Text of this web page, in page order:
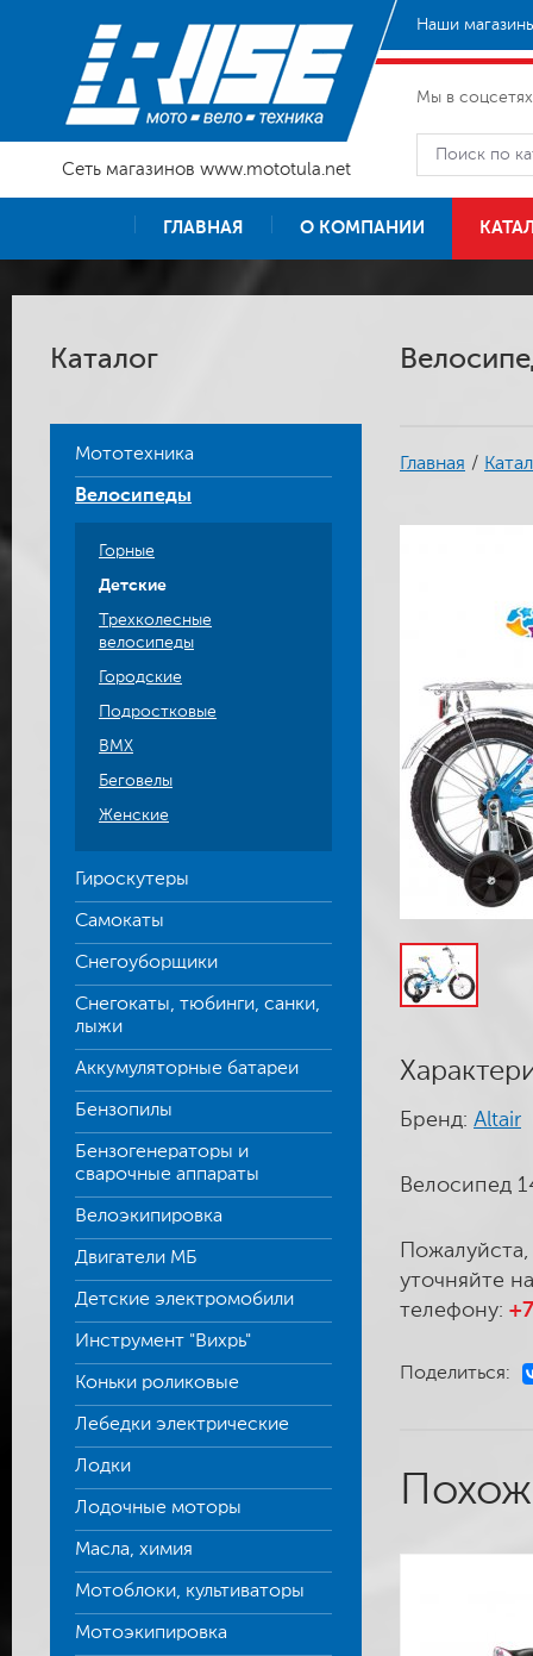
Сеть магазинов www.mototula.net
Наши
Мы в
ГЛАВНАЯ О КОМПАНИИ
Каталог
Мототехника
Велосипеды
Горные
Детские
Трехколесные
велосипеды
Городские
Подростковые
BMX
Беговелы
Женские
Гироскутеры
Самокаты
Снегоуборщики
Снегокаты, тюбинги, санки,
лыжи
Аккумуляторные батареи
Бензопилы
Бензогенераторы и
сварочные аппараты
Велоэкипировка
Двигатели МБ
Детские электромобили
Инструмент "Вихрь"
Коньки роликовые
Лебедки электрические
Лодки
Лодочные моторы
Масла, химия
Мотоблоки, культиваторы
Мотоэкипировка
Главная /
Бренд: Altair
Велосипед
уточняйте
телефону:
Поделиться: